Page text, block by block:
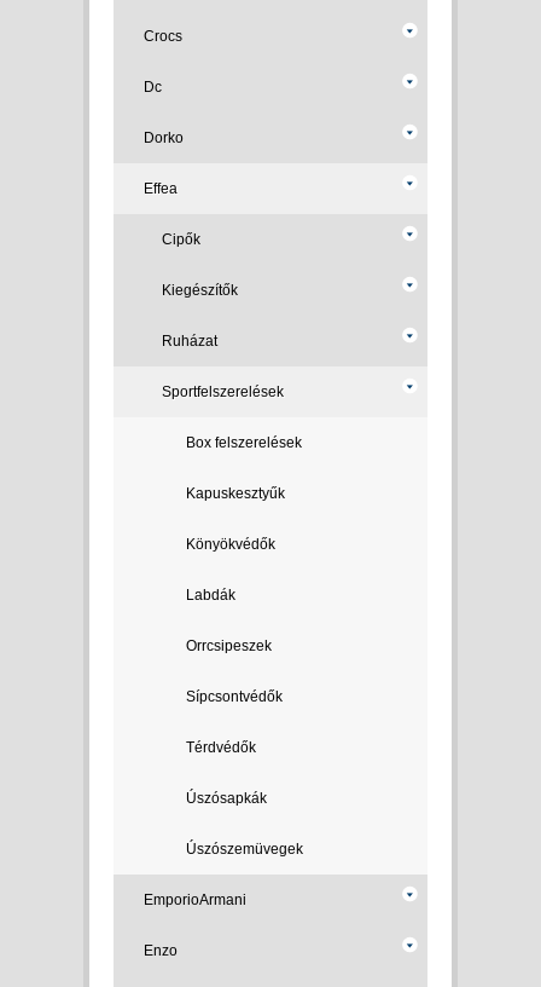
Crocs
Dc
Dorko
Effea
Cipők
Kiegészítők
Ruházat
Sportfelszerelések
Box felszerelések
Kapuskesztyűk
Könyökvédők
Labdák
Orrcsipeszek
Sípcsontvédők
Térdvédők
Úszósapkák
Úszószemüvegek
EmporioArmani
Enzo